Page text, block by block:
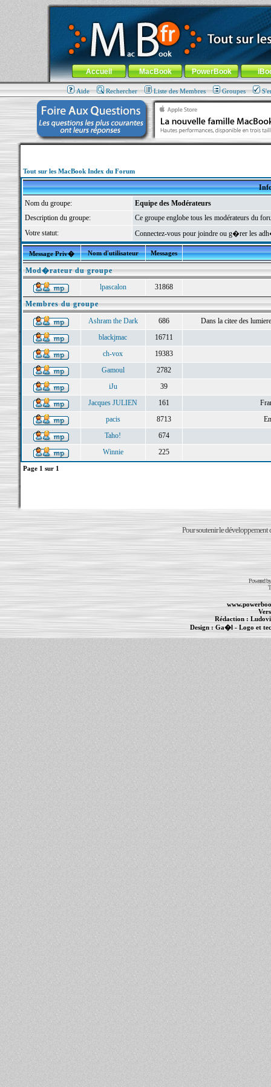
MacBook-fr.com : 100% Apple... 100% nomade !
Aller au contenu-Aller au menu général-Aller au menu de
Menu général
Accueil MacBook PowerBook
Aide Rechercher Liste des Membres Groupes
Tout sur les MacBook Index du Forum
Nom du groupe:
Equipe des Modérateurs
Description du groupe:
Ce groupe englobe tous les modérateurs du
Votre statut:
Connectez-vous pour joindre ou g�rer les
Message Priv� Nom d'utilisateur Messages
Mod�rateur du groupe
lpascalon
31868
Membres du groupe
Ashram the Dark
686
Dans la citee des
blackjmac
16711
ch-vox
19383
Gamoul
2782
iJu
39
Jacques JULIEN
161
pacis
8713
Taho!
674
Winnie
225
Page 1 sur 1
Pour soutenir le développement
Powered
Rédaction :
Design : Ga�l- Logo et